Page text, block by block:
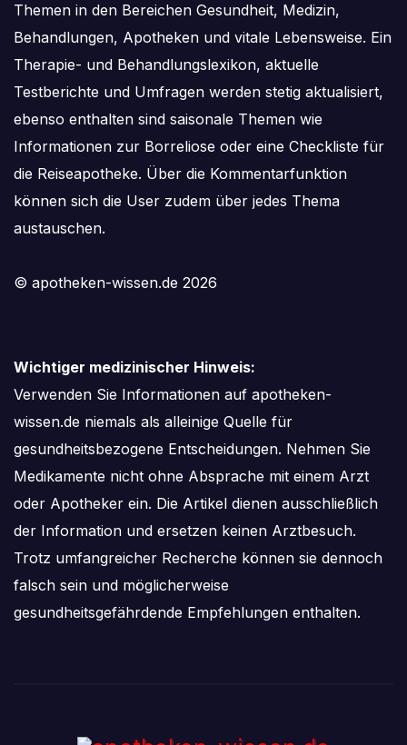
Themen in den Bereichen Gesundheit, Medizin,
Behandlungen, Apotheken und vitale Lebensweise. Ein
Therapie- und Behandlungslexikon, aktuelle
Testberichte und Umfragen werden stetig aktualisiert,
ebenso enthalten sind saisonale Themen wie
Informationen zur Borreliose oder eine Checkliste für
die Reiseapotheke. Über die Kommentarfunktion
können sich die User zudem über jedes Thema
austauschen.
© apotheken-wissen.de 2026
Wichtiger medizinischer Hinweis:
Verwenden Sie Informationen auf apotheken-
wissen.de niemals als alleinige Quelle für
gesundheitsbezogene Entscheidungen. Nehmen Sie
Medikamente nicht ohne Absprache mit einem Arzt
oder Apotheker ein. Die Artikel dienen ausschließlich
der Information und ersetzen keinen Arztbesuch.
Trotz umfangreicher Recherche können sie dennoch
falsch sein und möglicherweise
gesundheitsgefährdende Empfehlungen enthalten.